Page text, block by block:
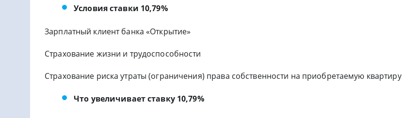
Условия ставки 10,79%
Зарплатный клиент банка «Открытие»
Страхование жизни и трудоспособности
Страхование риска утраты (ограничения) права собственности на приобретаемую квартиру
Что увеличивает ставку 10,79%